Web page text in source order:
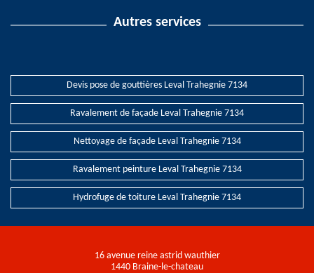
Autres services
Devis pose de gouttières Leval Trahegnie 7134
Ravalement de façade Leval Trahegnie 7134
Nettoyage de façade Leval Trahegnie 7134
Ravalement peinture Leval Trahegnie 7134
Hydrofuge de toiture Leval Trahegnie 7134
16 avenue reine astrid wauthier
1440 Braine-le-chateau